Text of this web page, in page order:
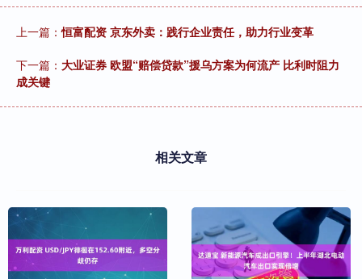
上一篇：恒富配资 京东外卖：践行企业责任，助力行业变革
下一篇： 大业证券 欧盟“赔偿贷款”援乌方案为何流产 比利时阻力
成关键
相关文章